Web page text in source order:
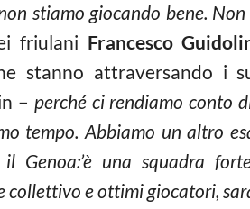
stiamo giocando bene.
friulani Francesco
stanno attraversando i
– perché ci rendiamo conto
tempo. Abbiamo un altro
il Genoa:’è una squadra
collettivo e ottimi giocatori,